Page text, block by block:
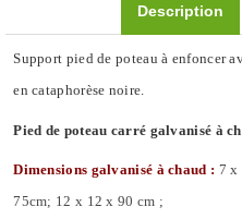
Description
Support pied de poteau à enfoncer
encataphorèse noire.
Pied de poteau carré galvanisé à
Dimensions galvanisé à chaud : 7 x
75cm; 12 x 12 x 90 cm ;